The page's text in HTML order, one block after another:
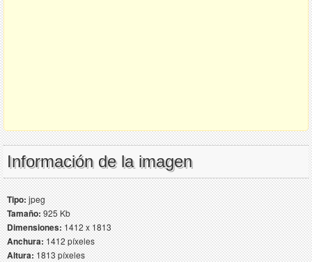
Información de la imagen
Tipo:jpeg
Tamaño:925 Kb
Dimensiones:1412 x 1813
Anchura:1412 píxeles
Altura:1813 píxeles